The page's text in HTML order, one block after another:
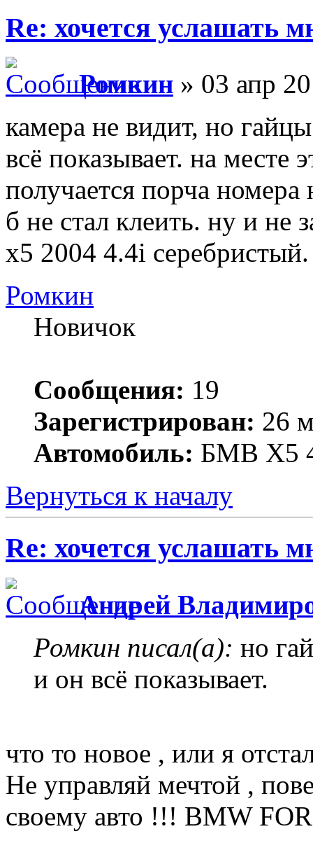
Re: хочется услашать
Ромкин » 03 апр
камера не видит, но
всё показывает. на месте
получается порча номера
б не стал клеить. ну и
х5 2004 4.4i серебристый.
Ромкин
Новичок
Сообщения: 19
Зарегистрирован: 26
Автомобиль: БМВ Х5
Вернуться к началу
Re: хочется услашать
Андрей
Ромкин писал(а): но
и он всё показывает.
что то новое , или я
Не управляй мечтой ,
своему авто !!! BMW